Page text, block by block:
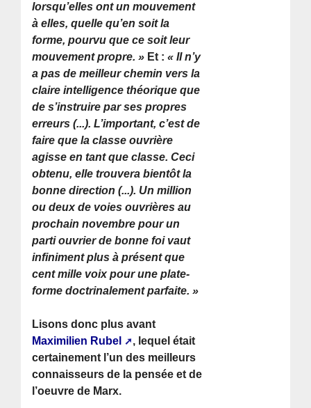
lorsqu’elles ont un mouvement
à elles, quelle qu’en soit la
forme, pourvu que ce soit leur
mouvement propre. » Et :« II n’y
a pas de meilleur chemin vers la
claire intelligence théorique que
de s’instruire par ses propres
erreurs (...). L’important, c’est de
faire que la classe ouvrière
agisse en tant que classe. Ceci
obtenu, elle trouvera bientôt la
bonne direction (...). Un million
ou deux de voies ouvrières au
prochain novembre pour un
parti ouvrier de bonne foi vaut
infiniment plus à présent que
cent mille voix pour une plate-
forme doctrinalement parfaite. »
Lisons donc plus avant
Maximilien Rubel
, lequel était
certainement l’un des meilleurs
connaisseurs de la pensée et de
l’oeuvre de Marx.